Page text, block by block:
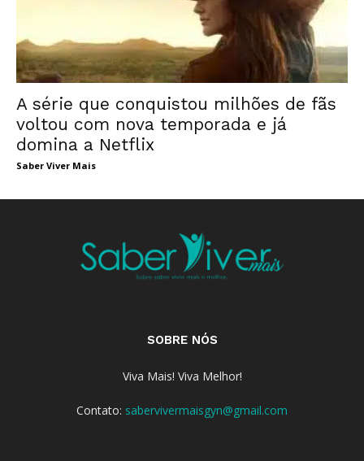
A série que conquistou milhões de fãs
voltou com nova temporada e já
domina a Netflix
Saber Viver Mais
SOBRE NÓS
Viva Mais! Viva Melhor!
Contato: sabervivermaisgyn@gmail.com